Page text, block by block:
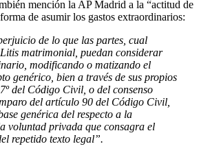
mención la AP Madrid a la “actitud de
de asumir los gastos extraordinarios:
de lo que las partes, cual
matrimonial, puedan considerar
modificando o matizando el
genérico, bien a través de sus propios
del Código Civil, o del consenso
del artículo 90 del Código Civil,
genérica del respecto a la
voluntad privada que consagra el
repetido texto legal”.